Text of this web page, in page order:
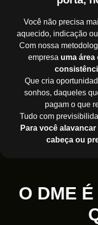
Você não precisa
aquecido, indicação
Com nossa
empresa uma
Que cria
sonhos, daqueles
pagam o que
Tudo com
Para você
cabeça ou
O DME